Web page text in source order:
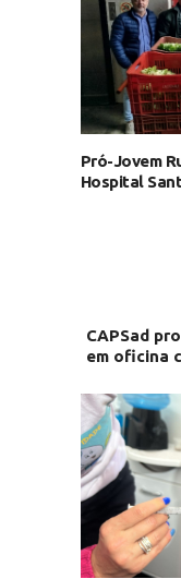
Pró-Jovem
Hospital
CAPSad
em oficina